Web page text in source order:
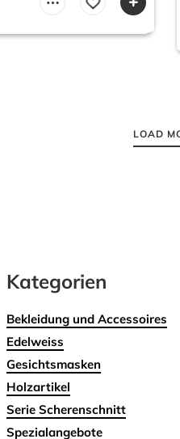
LOAD
Kategorien
Bekleidung und Accessoires
Edelweiss
Gesichtsmasken
Holzartikel
Serie Scherenschnitt
Spezialangebote